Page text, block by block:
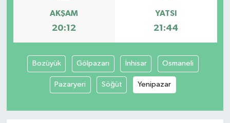
AKŞAM
20:12
YATSI
21:44
Bozüyük Gölpazarı İnhisar Osmaneli
Pazaryeri Söğüt Yenipazar